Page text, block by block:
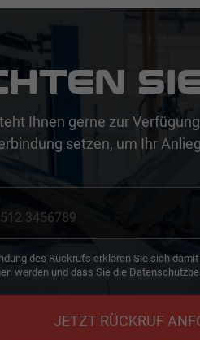
Ihnen gerne zur
setzen, um Ihr
des Rückrufs erklären Sie sich
werden und dass Sie die
JETZT RÜCKRUF